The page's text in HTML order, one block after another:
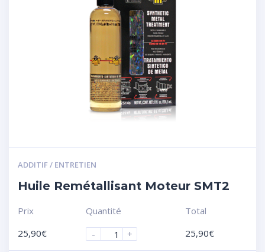
ADDITIF / ENTRETIEN
Huile Remétallisant Moteur SMT2
Prix
25,90€
Quantité
-
+
Total
25,90€